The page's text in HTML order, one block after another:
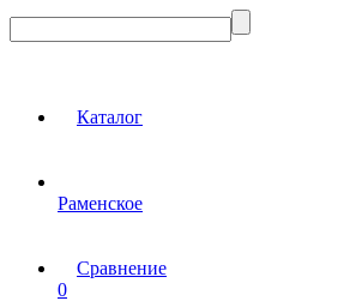
Каталог
Раменское
Сравнение
0